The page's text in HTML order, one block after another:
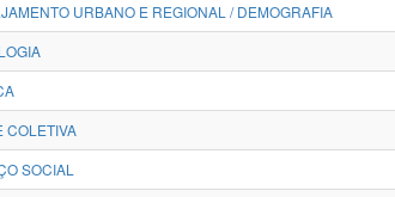
URBANO E REGIONAL / DEMOGRAFIA
COLETIVA
SOCIAL